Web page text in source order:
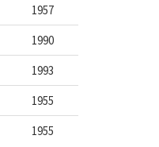
1957
1990
1993
1955
1955